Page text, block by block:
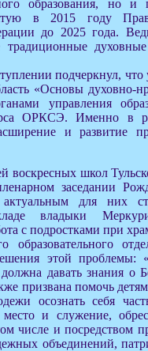
образования, но и
в 2015 году
до 2025 года.
традиционные
подчеркнул, что
«Основы духовно-
управления
ОРКСЭ. Именно в
и развитие
воскресных школ
заседании
для них
владыки
с подростками при
образовательного
этой проблемы:
давать знания о
призвана помочь
осознать себя
и служение,
числе и посредством
объединений,